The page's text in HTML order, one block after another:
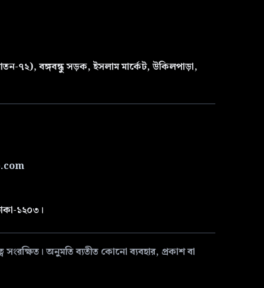
৭২), বঙ্গবন্ধু সড়ক, ইসলাম মার্কেট, উকিলপাড়া,
১২০৩।
অনুমতি ব্যতীত কোনো ব্যবহার, প্রকাশ বা